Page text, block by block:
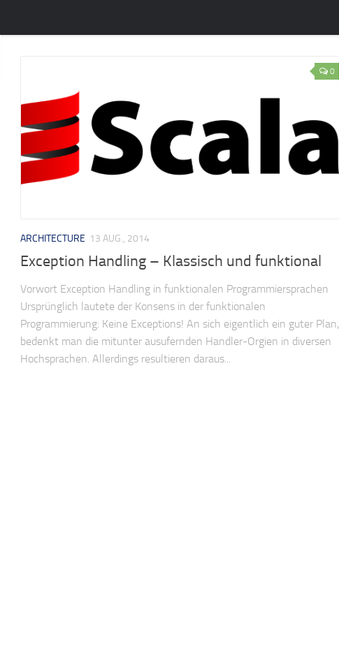
0
ARCHITECTURE 13 AUG., 2014
Exception Handling – Klassisch und funktional
Vorwort Exception Handling in funktionalen Programmiersprachen
Ursprünglich lautete der Konsens in der funktionalen
Programmierung: Keine Exceptions! An sich eigentlich ein guter Plan,
bedenkt man die mitunter ausufernden Handler-Orgien in diversen
Hochsprachen. Allerdings resultieren daraus...